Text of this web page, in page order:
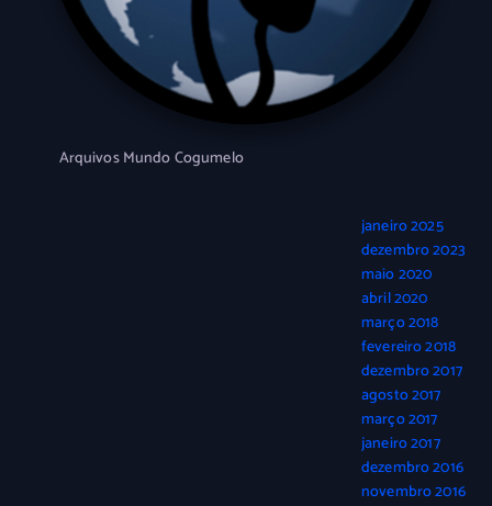
Arquivos Mundo Cogumelo
janeiro 2025
dezembro 2023
maio 2020
abril 2020
março 2018
fevereiro 2018
dezembro 2017
agosto 2017
março 2017
janeiro 2017
dezembro 2016
novembro 2016